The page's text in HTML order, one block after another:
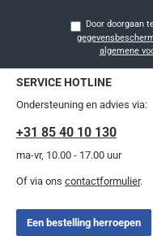
algemene
SERVICE HOTLINE
Ondersteuning en advies via:
+31 85 40 10 130
ma-vr, 10.00 - 17.00 uur
Of via ons contactformulier.
Een bestelling herroepen